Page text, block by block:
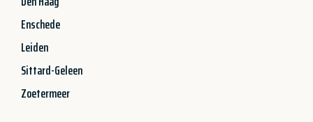
Enschede
Leiden
Sittard-Geleen
Zoetermeer